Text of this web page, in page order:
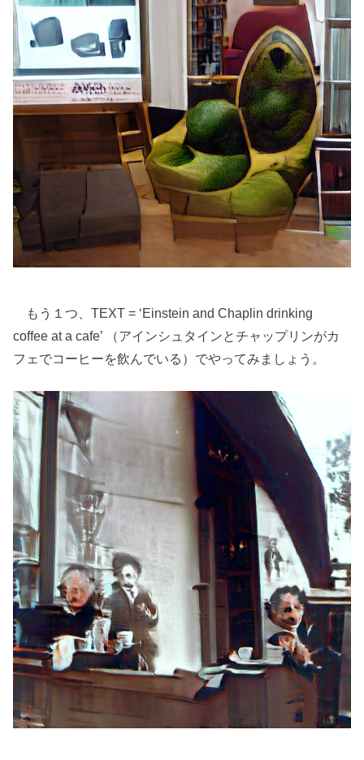
もう１つ、TEXT = ‘Einstein and Chaplin drinking
coffee at a cafe’ （アインシュタインとチャップリンがカ
フェでコーヒーを飲んでいる）でやってみましょう。